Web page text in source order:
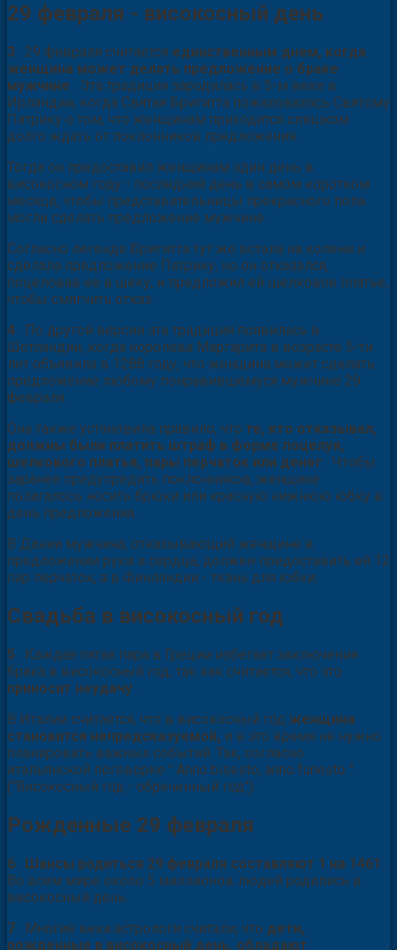
29 февраля - високосный день
3 . 29 февраля считается единственным днем, когда
женщина может делать предложение о браке
мужчине . Эта традиция зародилась в 5-м веке в
Ирландии, когда Святая Бригитта пожаловалась Святому
Патрику о том, что женщинам приходится слишком
долго ждать от поклонников предложения.
Тогда он предоставил женщинам один день в
високосном году - последний день в самом коротком
месяце, чтобы представительницы прекрасного пола
могли сделать предложение мужчине.
Согласно легенде Бригитта тут же встала на колени и
сделала предложение Патрику, но он отказался,
поцеловав ее в щеку, и предложил ей шелковое платье,
чтобы смягчить отказ.
4 . По другой версии эта традиция появилась в
Шотландии, когда королева Маргарита в возрасте 5-ти
лет объявила в 1288 году, что женщина может сделать
предложение любому понравившемуся мужчине 29
февраля.
Она также установила правило, что те, кто отказывал,
должны были платить штраф в форме поцелуя,
шелкового платья, пары перчаток или денег . Чтобы
заранее предупредить поклонников, женщине
полагалось носить брюки или красную нижнюю юбку в
день предложения.
В Дании мужчина, отказывающий женщине в
предложении руки и сердца, должен предоставить ей 12
пар перчаток, а в Финляндии - ткань для юбки.
Свадьба в високосный год
5 . Каждая пятая пара в Греции избегает заключения
брака в високосный год, так как считается, что это
приносит неудачу .
В Италии считается, что в високосный год женщина
становится непредсказуемой, и в это время не нужно
планировать важных событий. Так, согласно
итальянской поговорке " Anno bisesto, anno funesto ".
("Високосный год - обреченный год").
Рожденные 29 февраля
6 . Шансы родиться 29 февраля составляют 1 на 1461 .
Во всем мире около 5 миллионов людей родились в
високосный день.
7 . Многие века астрологи считали, что дети,
рожденные в високосный день, обладают